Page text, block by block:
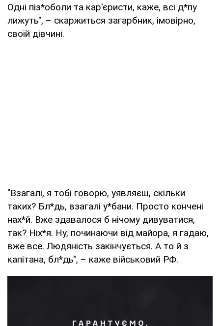
Одні піз*оболи та кар'єристи, каже, всі д*пу
лижуть", – скаржиться загарбник, імовірно,
своїй дівчині.
"Взагалі, я тобі говорю, уявляєш, скільки
таких? Бл*дь, взагалі у*бани. Просто кончені
нах*й. Вже здавалося б нічому дивуватися,
так? Ніх*я. Ну, починаючи від майора, я гадаю,
вже все. Людяність закінчується. А то й з
капітана, бл*дь", – каже військовий РФ.